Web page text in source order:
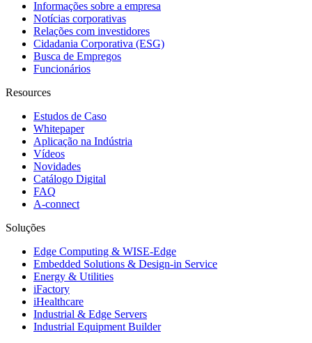
Informações sobre a empresa
Notícias corporativas
Relações com investidores
Cidadania Corporativa (ESG)
Busca de Empregos
Funcionários
Resources
Estudos de Caso
Whitepaper
Aplicação na Indústria
Vídeos
Novidades
Catálogo Digital
FAQ
A-connect
Soluções
Edge Computing & WISE-Edge
Embedded Solutions & Design-in Service
Energy & Utilities
iFactory
iHealthcare
Industrial & Edge Servers
Industrial Equipment Builder